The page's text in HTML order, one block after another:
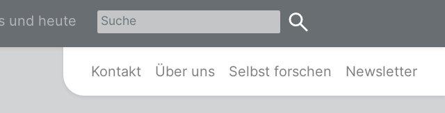
Kreis Pinneberg und Umgebung
und heute
Kontakt Über uns Selbst forschen Newsletter